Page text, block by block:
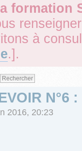
formation
à
.].
N°6 :
2016, 20:23